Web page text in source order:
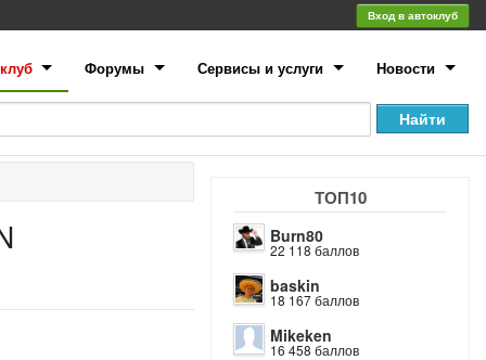
Вход в автоклуб
Форумы Сервисы и услуги Новости
ТОП10
Burn80
22 118 баллов
baskin
18 167 баллов
Mikeken
16 458 баллов